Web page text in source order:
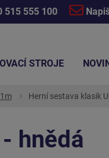
515 555 100
Herní sestava klasik
hnědá
STROJE